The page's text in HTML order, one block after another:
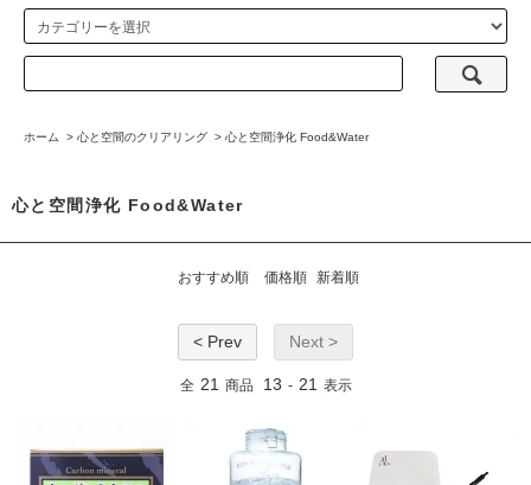
ホーム > 心と空間のクリアリング > 心と空間浄化 Food&Water
心と空間浄化 Food&Water
おすすめ順 価格順 新着順
< Prev Next >
全 21 商品 13 - 21 表示